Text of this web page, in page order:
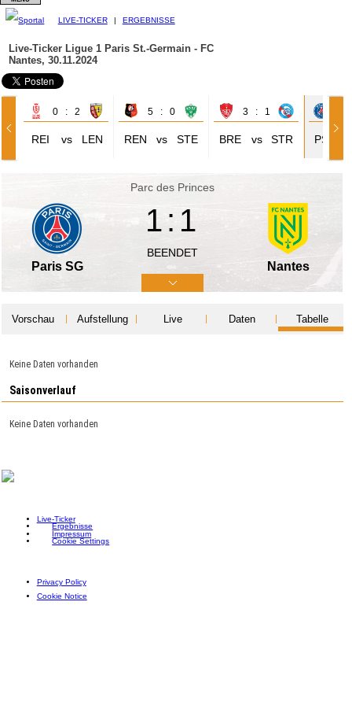
LIVE-TICKER | ERGEBNISSE
Live-Ticker Ligue 1 Paris St.-Germain - FC
Nantes, 30.11.2024
0 : 2
REI vs LEN
5 : 0
REN vs STE
3 : 1
BRE vs STR PSG
Parc des Princes
Paris SG
1:1
BEENDET
Nantes
Vorschau Aufstellung Live Daten Tabelle
Keine Daten vorhanden
Saisonverlauf
Keine Daten vorhanden
Live-Ticker
Ergebnisse
Impressum
Cookie Settings
Privacy Policy
Cookie Notice